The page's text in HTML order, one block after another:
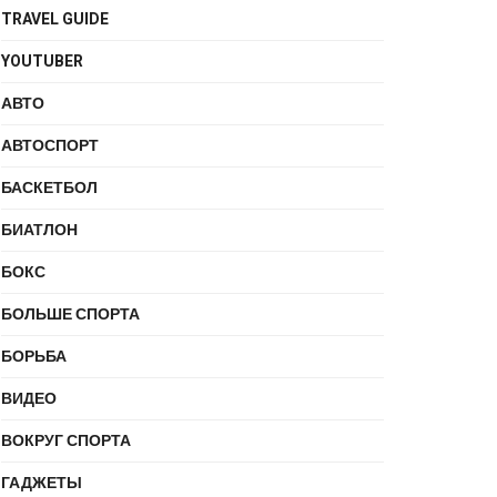
TRAVEL GUIDE
YOUTUBER
АВТО
АВТОСПОРТ
БАСКЕТБОЛ
БИАТЛОН
БОКС
БОЛЬШЕ СПОРТА
БОРЬБА
ВИДЕО
ВОКРУГ СПОРТА
ГАДЖЕТЫ